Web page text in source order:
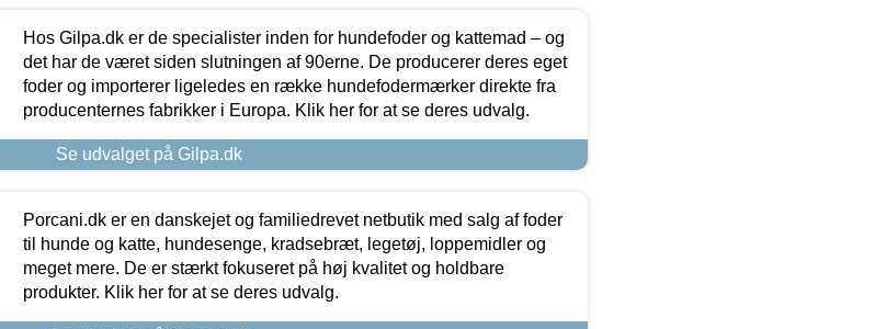
Hos Gilpa.dk er de specialister inden for hundefoder og kattemad – og
det har de været siden slutningen af 90erne. De producerer deres eget
foder og importerer ligeledes en række hundefodermærker direkte fra
producenternes fabrikker i Europa. Klik her for at se deres udvalg.
Se udvalget på Gilpa.dk
Porcani.dk er en danskejet og familiedrevet netbutik med salg af foder
til hunde og katte, hundesenge, kradsebræt, legetøj, loppemidler og
meget mere. De er stærkt fokuseret på høj kvalitet og holdbare
produkter. Klik her for at se deres udvalg.